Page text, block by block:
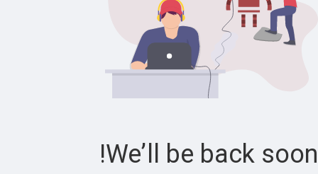
We’ll be back soon!